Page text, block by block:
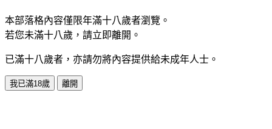
本部落格內容僅限年滿十八歲者瀏覽。
若您未滿十八歲，請立即離開。
已滿十八歲者，亦請勿將內容提供給未成年人士。
我已滿18歲 離開